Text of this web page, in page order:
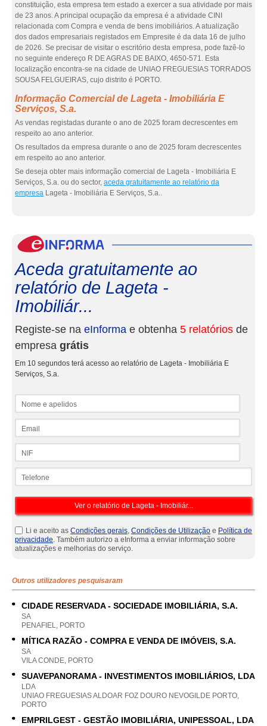
constituição, esta empresa tem estado a exercer a sua atividade por mais
de 23 anos. A principal ocupação da empresa é a atividade CINI
relacionada com Compra e venda de bens imobiliários. A atualização
dos dados empresariais registados em Empresite é da data 16 de julho
de 2026. Se precisar de visitar o escritório desta empresa, pode fazê-lo
no seguinte endereço R DE AGRAS DE BAIXO, 4650-571. Esta
localização encontra-se na cidade de UNIAO FREGUESIAS TORRADOS
SOUSA FELGUEIRAS, cujo distrito é PORTO.
Informação Comercial de Lageta - Imobiliária E
Serviços, S.a.
As vendas registadas durante o ano de 2025 foram decrescentes em
respeito ao ano anterior.
Os resultados da empresa durante o ano de 2025 foram decrescentes
em respeito ao ano anterior.
Se deseja obter mais informação comercial de Lageta - Imobiliária E
Serviços, S.a. ou do sector, aceda gratuitamente ao relatório da
empresa Lageta - Imobiliária E Serviços, S.a..
Aceda gratuitamente ao
relatório de Lageta -
Imobiliár...
Registe-se na eInforma e obtenha 5 relatórios de
empresa grátis
Em 10 segundos terá acesso ao relatório de Lageta - Imobiliária E
Serviços, S.a.
Li e aceito as Condições gerais, Condições de Utilização e Política de
privacidade. Também autorizo a eInforma a enviar informação sobre
atualizações e melhorias do serviço.
Outros utilizadores pesquisaram
CIDADE RESERVADA - SOCIEDADE IMOBILIÁRIA, S.A.
SA
PENAFIEL, PORTO
MÍTICA RAZÃO - COMPRA E VENDA DE IMÓVEIS, S.A.
SA
VILA CONDE, PORTO
SUAVEPANORAMA - INVESTIMENTOS IMOBILIÁRIOS, LDA
LDA
UNIAO FREGUESIAS ALDOAR FOZ DOURO NEVOGILDE PORTO,
PORTO
EMPRILGEST - GESTÃO IMOBILIÁRIA, UNIPESSOAL, LDA